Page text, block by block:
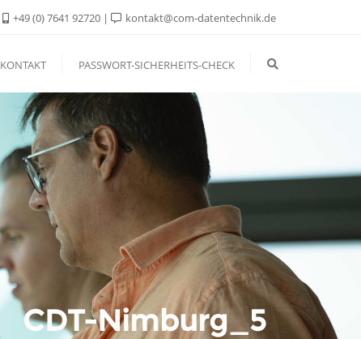
+49 (0) 7641 92720 kontakt@com-datentechnik.de
KONTAKT PASSWORT-SICHERHEITS-CHECK
CDT-Nimburg_5